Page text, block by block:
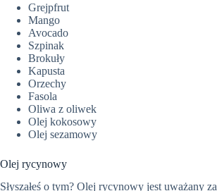
Grejpfrut
Mango
Avocado
Szpinak
Brokuły
Kapusta
Orzechy
Fasola
Oliwa z oliwek
Olej kokosowy
Olej sezamowy
Olej rycynowy
Słyszałeś o tym? Olej rycynowy jest uważany